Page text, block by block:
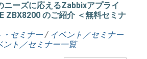
ニーズに応えるZabbixアプライ
ZBX8200 のご紹介 ＜無料セミナ
・セミナー / イベント／セミナー
ント／セミナー一覧